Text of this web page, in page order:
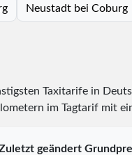
Neustadt bei Coburg
Taxitarife in
im Tagtarif mit
geändert